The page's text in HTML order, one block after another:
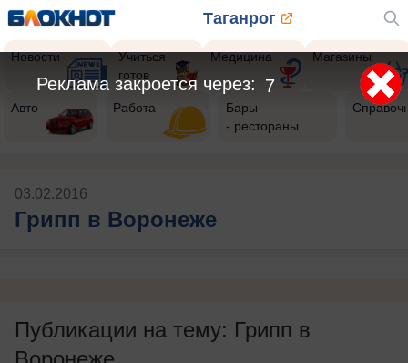
Таганрог
Новости
Учиться
готов
Медицина Магазины
Авто Работа
Бары
- рестораны
03.02.2016
Грипп в Воронеже
Публикации на тему: Грипп в
7
Реклама закроется через: